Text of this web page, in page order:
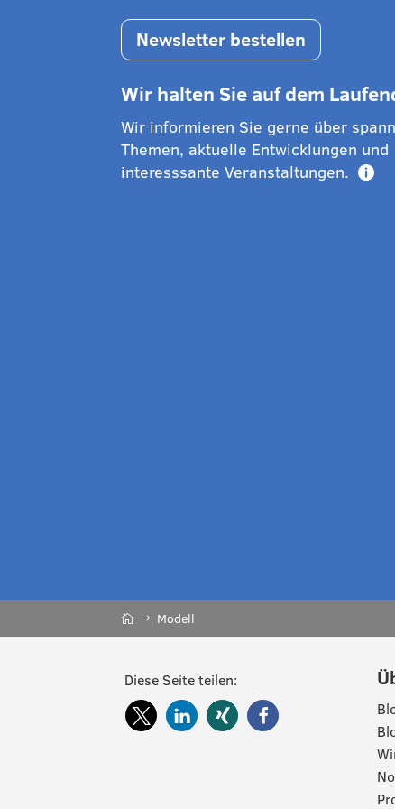
Newsletter bestellen
Wir halten Sie auf dem
Wir informieren Sie gerne über
Themen, aktuelle Entwicklungen und
interesssante Veranstaltungen.

Modell
Diese Seite teilen: